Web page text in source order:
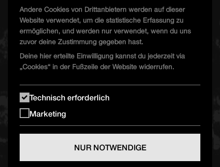
Ramón Ramirez
Andere Cookies von Drittanbietern werden auf dieser
Website verwendet, um die statistische Erfassung zu
ermöglichen, und werden nur verwendet, wenn du uns
zuvor deine Zustimmung gegeben hast.
Deine hier erteilte Einwilligung kannst du jederzeit via
„Cookies“ in der Fußzeile der Website widerrufen.
Technisch erforderlich
Marketing
NUR NOTWENDIGE